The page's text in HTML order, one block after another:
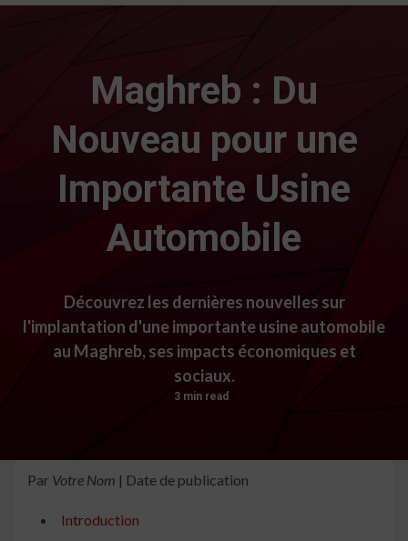
Maghreb : Du
Nouveau pour une
Importante Usine
Automobile
Découvrez les dernières nouvelles sur
l'implantation d'une importante usine automobile
au Maghreb, ses impacts économiques et
sociaux.
3 min read
Par Votre Nom | Date de publication
Introduction